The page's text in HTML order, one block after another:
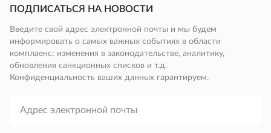
ПОДПИСАТЬСЯ НА НОВОСТИ
Введите свой адрес электронной почты и мы будем
информировать о самых важных событиях в области
комплаенс: изменения в законодательстве, аналитику,
обновления санкционных списков и т.д.
Конфиденциальность ваших данных гарантируем.